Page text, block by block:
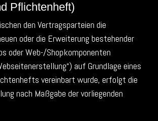
Pflichtenheft)
den Vertragsparteien die
oder die Erweiterung bestehender
oder Web-/Shopkomponenten
auf Grundlage eines
vereinbart wurde, erfolgt die
nach Maßgabe der vorliegenden